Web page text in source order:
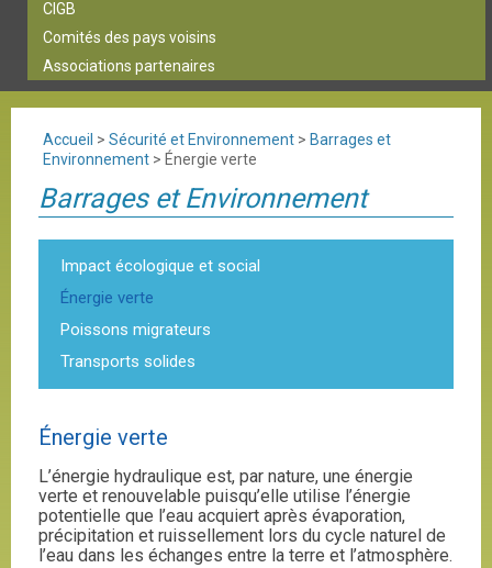
CIGB
Comités des pays voisins
Associations partenaires
Accueil > Sécurité et Environnement > Barrages et
Environnement > Énergie verte
Barrages et Environnement
Impact écologique et social
Énergie verte
Poissons migrateurs
Transports solides
Énergie verte
L’énergie hydraulique est, par nature, une énergie
verte et renouvelable puisqu’elle utilise l’énergie
potentielle que l’eau acquiert après évaporation,
précipitation et ruissellement lors du cycle naturel de
l’eau dans les échanges entre la terre et l’atmosphère.